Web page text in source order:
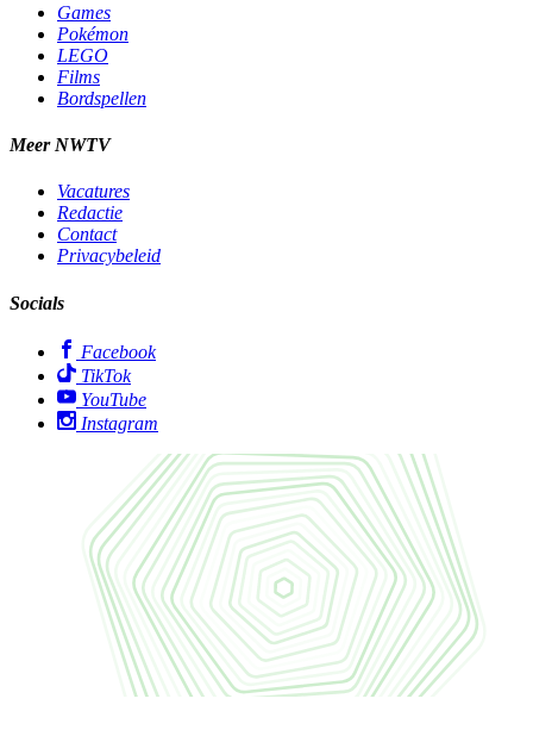
Games
Pokémon
LEGO
Films
Bordspellen
Meer NWTV
Vacatures
Redactie
Contact
Privacybeleid
Socials
Facebook
TikTok
YouTube
Instagram